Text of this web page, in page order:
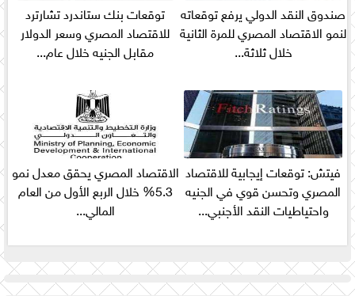
صندوق النقد الدولي يرفع توقعاته
لنمو الاقتصاد المصري للمرة الثانية
خلال ثلاثة...
توقعات بنك ستاندرد تشارترد
للاقتصاد المصري وسعر الدولار
مقابل الجنيه خلال عام...
فيتش: توقعات إيجابية للاقتصاد
المصري وتحسن قوي في الجنيه
واحتياطيات النقد الأجنبي...
الاقتصاد المصري يحقق معدل نمو
5.3% خلال الربع الأول من العام
المالي...